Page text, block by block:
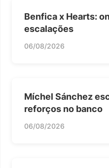
Benfica x Hearts:
escalações
06/08/2026
Míchel Sánchez
reforços no banco
06/08/2026